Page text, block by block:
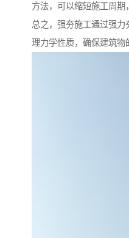
方法，可以缩短施工周期
总之，强夯施工通过强
理力学性质，确保建筑物